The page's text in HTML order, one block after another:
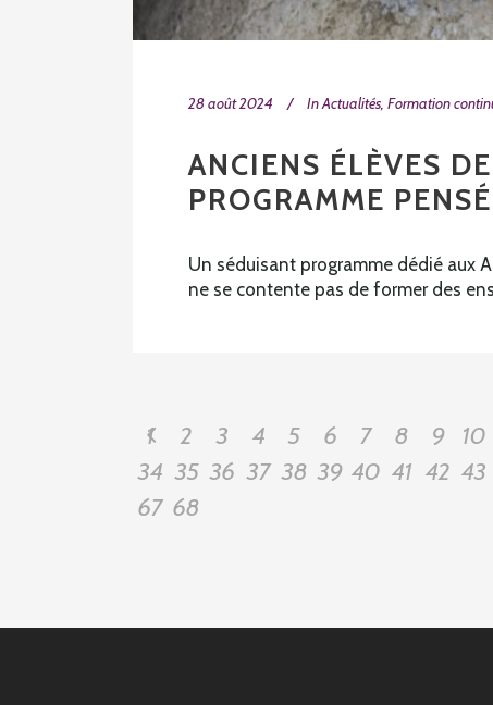
28 août 2024 InActualités, Formation
ANCIENS ÉLÈVES
PROGRAMME
Un séduisant programme dédié aux
ne se contente pas de former des
1 2 3 4 5 6 7 8 9 10
34 35 36 37 38 39 40 41 42 43
67 68